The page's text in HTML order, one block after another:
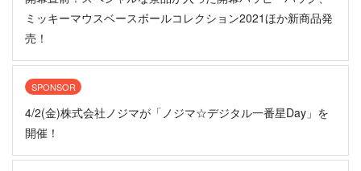
ミッキーマウスベースボールコレクション2021ほか新商品発
売！
SPONSOR
4/2(金)株式会社ノジマが「ノジマ☆デジタル一番星Day」を
開催！